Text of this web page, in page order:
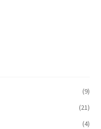
(9)
(21)
(4)